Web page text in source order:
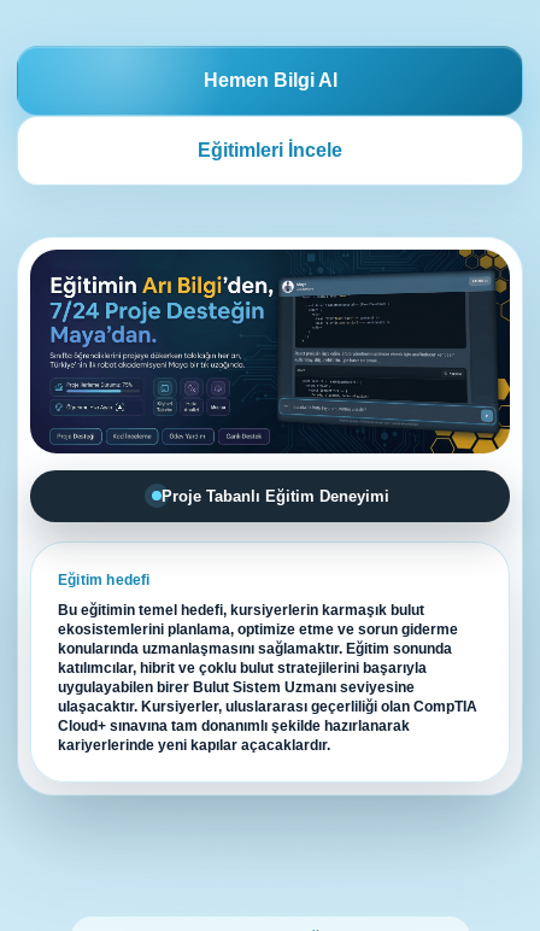
Hemen Bilgi Al
Eğitimleri İncele
Proje Tabanlı Eğitim Deneyimi
Eğitim hedefi
Bu eğitimin temel hedefi, kursiyerlerin karmaşık bulut
ekosistemlerini planlama, optimize etme ve sorun giderme
konularında uzmanlaşmasını sağlamaktır. Eğitim sonunda
katılımcılar, hibrit ve çoklu bulut stratejilerini başarıyla
uygulayabilen birer Bulut Sistem Uzmanı seviyesine
ulaşacaktır. Kursiyerler, uluslararası geçerliliği olan CompTIA
Cloud+ sınavına tam donanımlı şekilde hazırlanarak
kariyerlerinde yeni kapılar açacaklardır.